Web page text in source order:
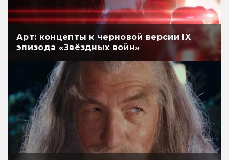
Арт: концепты к черновой версии IX
эпизода «Звёздных войн»